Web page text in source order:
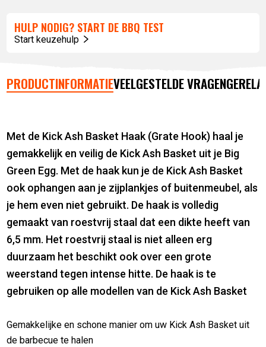
HULP NODIG? START DE BBQ TEST
Start keuzehulp
PRODUCTINFORMATIEVEELGESTELDE VRAGEN
Met de Kick Ash Basket Haak (Grate Hook) haal je
gemakkelijk en veilig de Kick Ash Basket uit je Big
Green Egg. Met de haak kun je de Kick Ash Basket
ook ophangen aan je zijplankjes of buitenmeubel, als
je hem even niet gebruikt. De haak is volledig
gemaakt van roestvrij staal dat een dikte heeft van
6,5 mm. Het roestvrij staal is niet alleen erg
duurzaam het beschikt ook over een grote
weerstand tegen intense hitte. De haak is te
gebruiken op alle modellen van de Kick Ash Basket
Gemakkelijke en schone manier om uw Kick Ash Basket uit
de barbecue te halen